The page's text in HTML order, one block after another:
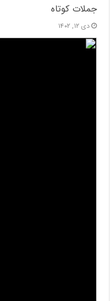
جملات کوتاه
دی ۱۲, ۱۴۰۲